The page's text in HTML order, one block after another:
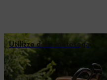
Utilizzo della motosega